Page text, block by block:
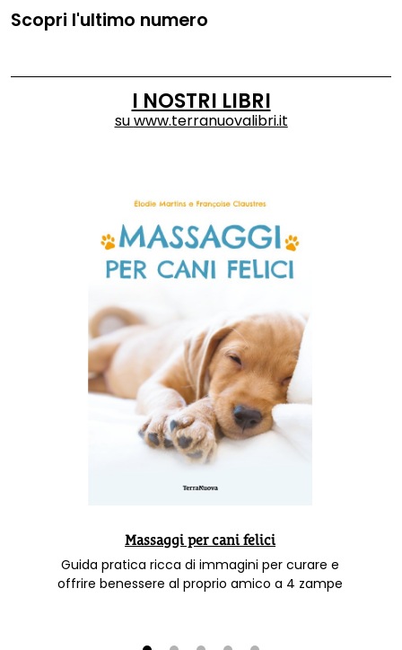
Scopri l'ultimo numero
I NOSTRI LIBRI
suwww.terranuovalibri.it
Massaggi per cani felici
Guida pratica ricca di immagini per curare e
offrire benessere al proprio amico a 4 zampe